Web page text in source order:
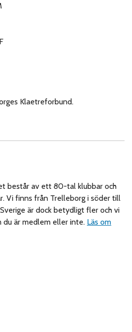
Klaetreforbund.
består av ett 80-tal klubbar och
Vi finns från Trelleborg i söder till
är dock betydligt fler och vi
är medlem eller inte. Läs om